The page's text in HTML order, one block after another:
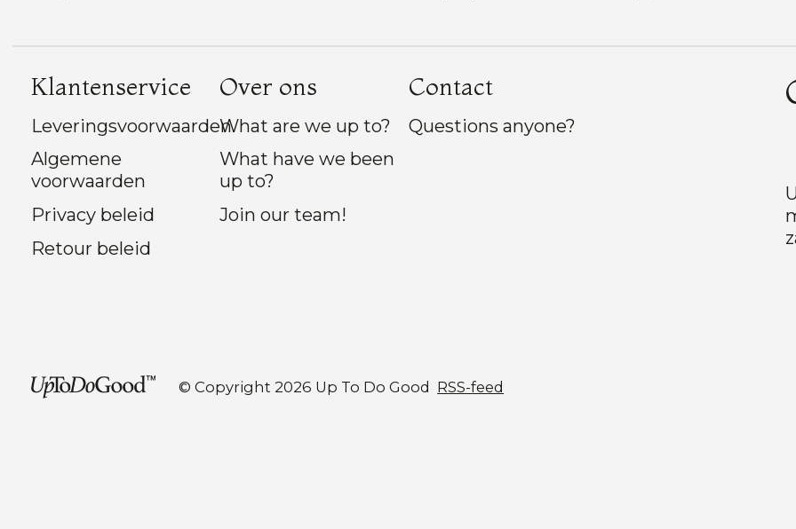
Klantenservice
Leveringsvoorwaarden
Algemene
voorwaarden
Privacy beleid
Retour beleid
Over ons
What are we up to?
What have we been
up to?
Join our team!
Contact
Questions anyone?
© Copyright 2026 Up To Do Good RSS-feed